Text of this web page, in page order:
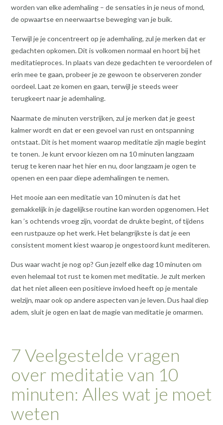
worden van elke ademhaling – de sensaties in je neus of mond,
de opwaartse en neerwaartse beweging van je buik.
Terwijl je je concentreert op je ademhaling, zul je merken dat er
gedachten opkomen. Dit is volkomen normaal en hoort bij het
meditatieproces. In plaats van deze gedachten te veroordelen of
erin mee te gaan, probeer je ze gewoon te observeren zonder
oordeel. Laat ze komen en gaan, terwijl je steeds weer
terugkeert naar je ademhaling.
Naarmate de minuten verstrijken, zul je merken dat je geest
kalmer wordt en dat er een gevoel van rust en ontspanning
ontstaat. Dit is het moment waarop meditatie zijn magie begint
te tonen. Je kunt ervoor kiezen om na 10 minuten langzaam
terug te keren naar het hier en nu, door langzaam je ogen te
openen en een paar diepe ademhalingen te nemen.
Het mooie aan een meditatie van 10 minuten is dat het
gemakkelijk in je dagelijkse routine kan worden opgenomen. Het
kan ’s ochtends vroeg zijn, voordat de drukte begint, of tijdens
een rustpauze op het werk. Het belangrijkste is dat je een
consistent moment kiest waarop je ongestoord kunt mediteren.
Dus waar wacht je nog op? Gun jezelf elke dag 10 minuten om
even helemaal tot rust te komen met meditatie. Je zult merken
dat het niet alleen een positieve invloed heeft op je mentale
welzijn, maar ook op andere aspecten van je leven. Dus haal diep
adem, sluit je ogen en laat de magie van meditatie je omarmen.
7 Veelgestelde vragen
over meditatie van 10
minuten: Alles wat je moet
weten